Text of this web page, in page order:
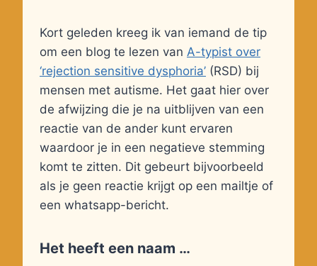
Kort geleden kreeg ik van iemand de tip
om een blog te lezen van A-typist over
‘rejection sensitive dysphoria’ (RSD) bij
mensen met autisme. Het gaat hier over
de afwijzing die je na uitblijven van een
reactie van de ander kunt ervaren
waardoor je in een negatieve stemming
komt te zitten. Dit gebeurt bijvoorbeeld
als je geen reactie krijgt op een mailtje of
een whatsapp-bericht.
Het heeft een naam …